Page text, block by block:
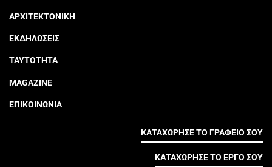
ΑΡΧΙΤΕΚΤΟΝΙΚΗ
ΕΚΔΗΛΩΣΕΙΣ
ΤΑΥΤΟΤΗΤΑ
MAGAZINE
ΕΠΙΚΟΙΝΩΝΙΑ
ΚΑΤΑΧΩΡΗΣΕ ΤΟ ΓΡΑΦΕΙΟ ΣΟΥ
ΚΑΤΑΧΩΡΗΣΕ ΤΟ ΕΡΓΟ ΣΟΥ